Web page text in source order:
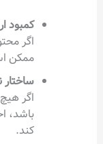
کمبود
اگر
ممکن
باشد،
کند.